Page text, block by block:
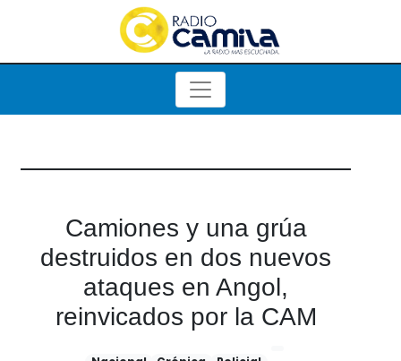
Camiones y una grúa
destruidos en dos nuevos
ataques en Angol,
reinvicados por la CAM